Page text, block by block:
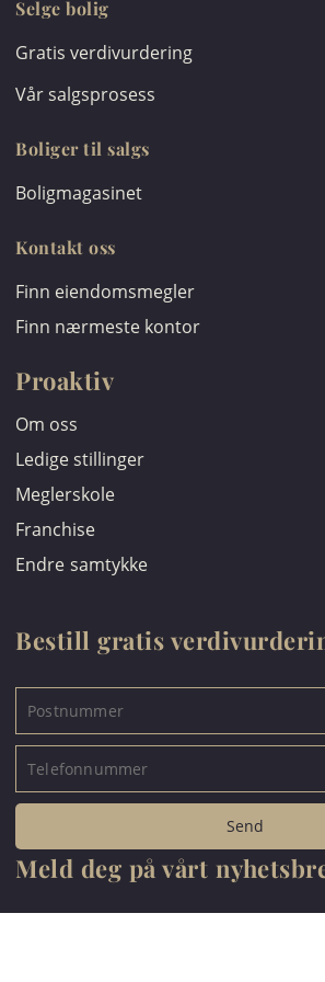
Selge bolig
Gratis verdivurdering
Vår salgsprosess
Boliger til salgs
Boligmagasinet
Kontakt oss
Finn eiendomsmegler
Finn nærmeste kontor
Proaktiv
Om oss
Ledige stillinger
Meglerskole
Franchise
Endre samtykke
Bestill gratis
Meld deg på vårt